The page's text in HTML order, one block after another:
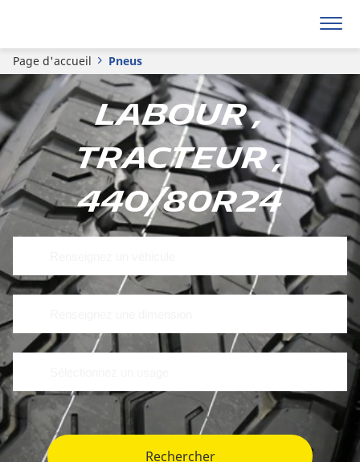
Page d'accueil Pneus
Labour ,
Tracteur ,
440/80R24
Rechercher